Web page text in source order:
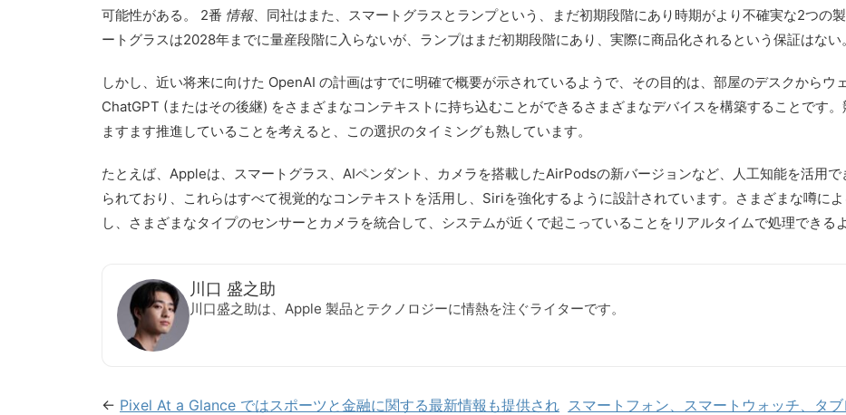
可能性がある。 2番 情報、同社はまた、スマートグラスとランプという、まだ初期段階にあり時期がより不確実な2つの
ートグラスは2028年までに量産段階に入らないが、ランプはまだ初期段階にあり、実際に商品化されるという保証はない。
しかし、近い将来に向けた OpenAI の計画はすでに明確で概要が示されているようで、その目的は、部屋のデスクからウ
ChatGPT (またはその後継) をさまざまなコンテキストに持ち込むことができるさまざまなデバイスを構築することです
ますます推進していることを考えると、この選択のタイミングも熟しています。
たとえば、Appleは、スマートグラス、AIペンダント、カメラを搭載したAirPodsの新バージョンなど、人工知能を活用
られており、これらはすべて視覚的なコンテキストを活用し、Siriを強化するように設計されています。さまざまな噂に
し、さまざまなタイプのセンサーとカメラを統合して、システムが近くで起こっていることをリアルタイムで処理できる
川口 盛之助
川口盛之助は、Apple 製品とテクノロジーに情熱を注ぐライターです。
← Pixel At a Glance ではスポーツと金融に関する最新情報も提供され スマートフォン、スマートウォッチ、タ